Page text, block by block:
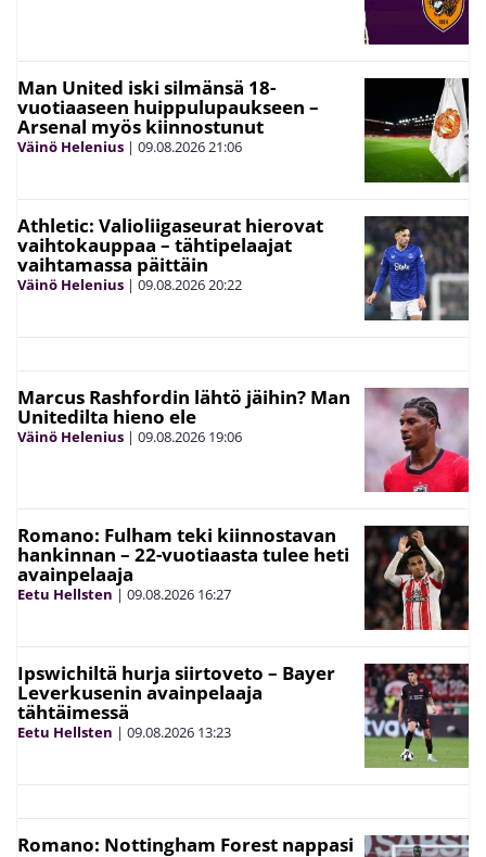
Man United iski silmänsä 18-
vuotiaaseen huippulupaukseen –
Arsenal myös kiinnostunut
Väinö Helenius | 09.08.202621:06
Athletic: Valioliigaseurat hierovat
vaihtokauppaa – tähtipelaajat
vaihtamassa päittäin
Väinö Helenius | 09.08.202620:22
Marcus Rashfordin lähtö jäihin? Man
Unitedilta hieno ele
Väinö Helenius | 09.08.2026 19:06
Romano: Fulham teki kiinnostavan
hankinnan – 22-vuotiaasta tulee heti
avainpelaaja
Eetu Hellsten | 09.08.2026 16:27
Ipswichiltä hurja siirtoveto – Bayer
Leverkusenin avainpelaaja
tähtäimessä
Eetu Hellsten | 09.08.2026 13:23
Romano: Nottingham Forest nappasi